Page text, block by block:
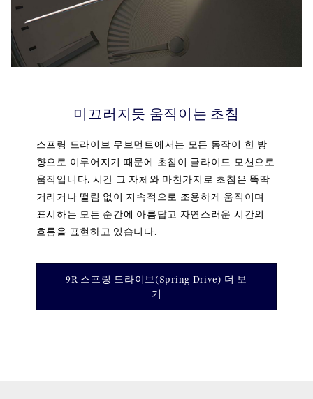
미끄러지듯 움직이는 초침
스프링 드라이브 무브먼트에서는 모든 동작이 한 방
향으로 이루어지기 때문에 초침이 글라이드 모션으로
움직입니다. 시간 그 자체와 마찬가지로 초침은 똑딱
거리거나 떨림 없이 지속적으로 조용하게 움직이며
표시하는 모든 순간에 아름답고 자연스러운 시간의
흐름을 표현하고 있습니다.
9R 스프링 드라이브(Spring Drive) 더 보
기